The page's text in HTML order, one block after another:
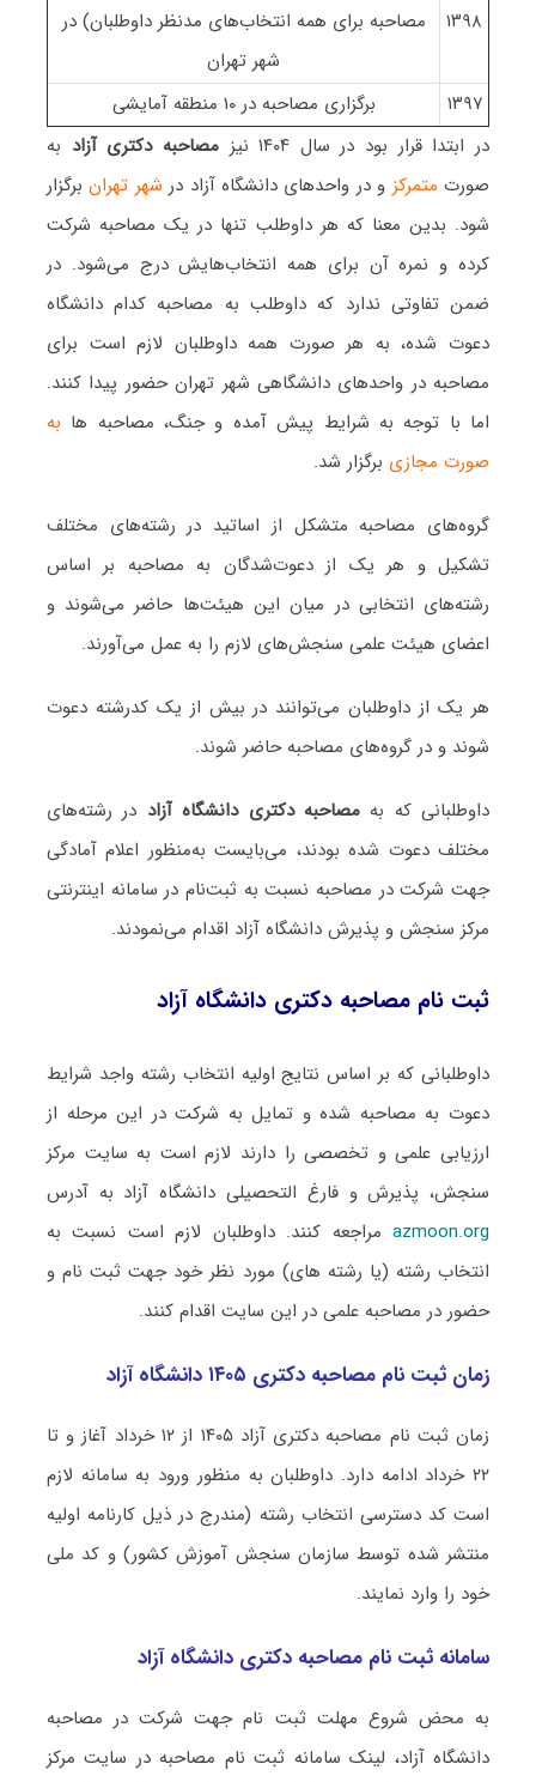
۱۳۹۸
مصاحبه برای همه انتخاب‌های مدنظر داوطلبان) در
شهر تهران
۱۳۹۷
برگزاری مصاحبه در ۱۰ منطقه آمایشی
در ابتدا قرار بود در سال ۱۴۰۴ نیز
مصاحبه دکتری آزاد به
صورت متمرکز و در واحدهای دانشگاه آزاد در شهر تهرانبرگزار
شود. بدین معنا که هر داوطلب تنها در یک مصاحبه شرکت
کرده و نمره آن برای همه انتخاب‌هایش درج می‌شود. در
ضمن تفاوتی ندارد که داوطلب به مصاحبه کدام دانشگاه
دعوت شده، به هر صورت همه داوطلبان لازم است برای
مصاحبه در واحدهای دانشگاهی شهر تهران حضور پیدا کنند.
اما با توجه به شرایط پیش آمده و جنگ، مصاحبه ها به
صورت مجازی برگزار شد.
گروه‌های مصاحبه متشکل از اساتید در رشته‌های مختلف
تشکیل و هر یک از دعوت‌شدگان به مصاحبه بر اساس
رشته‌های انتخابی در میان این هیئت‌ها حاضر می‌شوند و
اعضای هیئت علمی سنجش‌های لازم را به عمل می‌آورند.
هر یک از داوطلبان می‌توانند در بیش از یک کدرشته دعوت
شوند و در گروه‌های مصاحبه حاضر شوند.
داوطلبانی که بهمصاحبه دکتری دانشگاه آزاد در رشته‌های
مختلف دعوت شده بودند، می‌بایست به‌منظور اعلام آمادگی
جهت شرکت در مصاحبه نسبت به ثبت‌نام در سامانه اینترنتی
مرکز سنجش و پذیرش دانشگاه آزاد اقدام می‌نمودند.
ثبت نام مصاحبه دکتری دانشگاه آزاد
داوطلبانی که بر اساس نتایج اولیه انتخاب رشته واجد شرایط
دعوت به مصاحبه شده و تمایل به شرکت در این مرحله از
ارزیابی علمی و تخصصی را دارند لازم است به سایت مرکز
سنجش، پذیرش و فارغ التحصیلی دانشگاه آزاد به آدرس
azmoon.orgمراجعه کنند. داوطلبان لازم است نسبت به
انتخاب رشته (یا رشته های) مورد نظر خود جهت ثبت نام و
حضور در مصاحبه علمی در این سایت اقدام کنند.
زمان ثبت نام مصاحبه دکتری ۱۴۰۵ دانشگاه آزاد
زمان ثبت نام مصاحبه دکتری آزاد ۱۴۰۵ از ۱۲ خرداد آغاز و تا
۲۲ خرداد ادامه دارد. داوطلبان به منظور ورود به سامانه لازم
است کد دسترسی انتخاب رشته (مندرج در ذیل کارنامه اولیه
منتشر شده توسط سازمان سنجش آموزش کشور) و کد ملی
خود را وارد نمایند.
سامانه ثبت نام مصاحبه دکتری دانشگاه آزاد
به محض شروع مهلت ثبت نام جهت شرکت در مصاحبه
دانشگاه آزاد، لینک سامانه ثبت نام مصاحبه در سایت مرکز